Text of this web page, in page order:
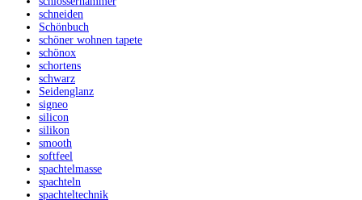
schneiden
Schönbuch
schöner wohnen tapete
schönox
schortens
schwarz
Seidenglanz
signeo
silicon
silikon
smooth
softfeel
spachtelmasse
spachteln
spachteltechnik